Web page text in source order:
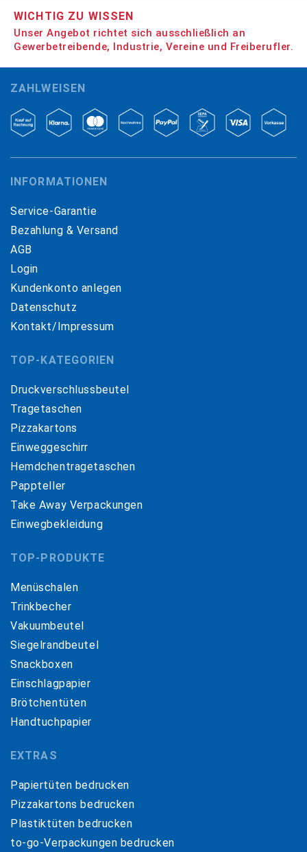
WICHTIG ZU WISSEN
Unser Angebot richtet sich ausschließlich an
Gewerbetreibende, Industrie, Vereine und Freiberufler.
ZAHLWEISEN
INFORMATIONEN
Service-Garantie
Bezahlung & Versand
AGB
Login
Kundenkonto anlegen
Datenschutz
Kontakt/Impressum
TOP-KATEGORIEN
Druckverschlussbeutel
Tragetaschen
Pizzakartons
Einweggeschirr
Hemdchentragetaschen
Pappteller
Take Away Verpackungen
Einwegbekleidung
TOP-PRODUKTE
Menüschalen
Trinkbecher
Vakuumbeutel
Siegelrandbeutel
Snackboxen
Einschlagpapier
Brötchentüten
Handtuchpapier
EXTRAS
Papiertüten bedrucken
Pizzakartons bedrucken
Plastiktüten bedrucken
to-go-Verpackungen bedrucken